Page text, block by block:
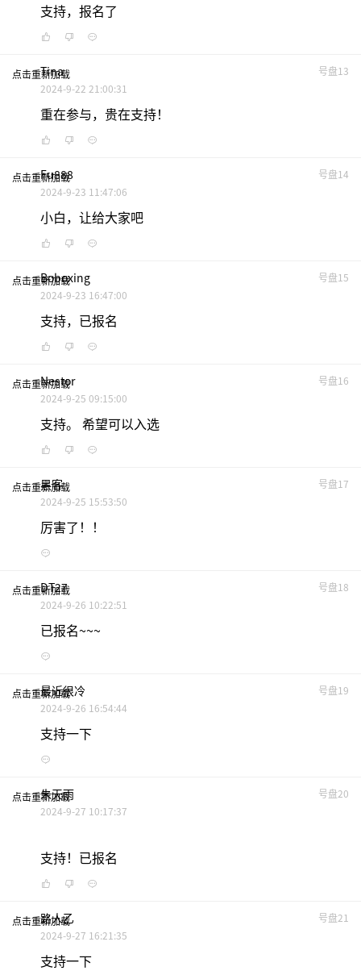
支持，报名了
点击重新加载 号盘13
Tina
2024-9-22 21:00:31
重在参与，贵在支持！
点击重新加载 号盘14
Fu888
2024-9-23 11:47:06
小白，让给大家吧
点击重新加载 号盘15
Boboxing
2024-9-23 16:47:00
支持，已报名
点击重新加载 号盘16
Nestor
2024-9-25 09:15:00
支持。 希望可以入选
点击重新加载 号盘17
黑客
2024-9-25 15:53:50
厉害了！！
点击重新加载 号盘18
DT27
2024-9-26 10:22:51
已报名~~~
点击重新加载 号盘19
最近很冷
2024-9-26 16:54:44
支持一下
点击重新加载 号盘20
朱天雨
2024-9-27 10:17:37
支持！已报名
点击重新加载 号盘21
路人乙
2024-9-27 16:21:35
支持一下